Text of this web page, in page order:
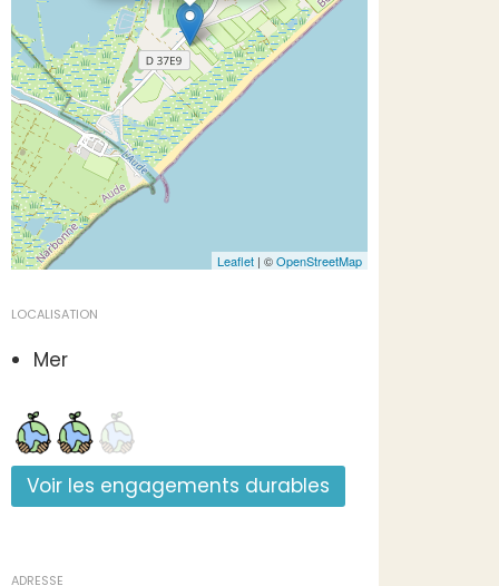
Leaflet | ©OpenStreetMap
LOCALISATION
Mer
Voir les engagements durables
ADRESSE